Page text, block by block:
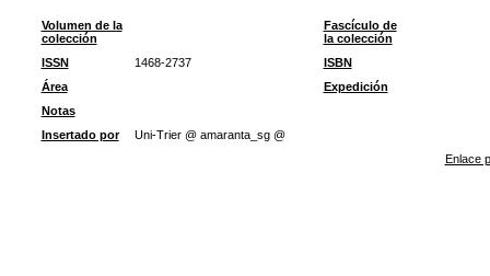
Volumen de la
colección
Fascículo de
la colección
ISSN
1468-2737
ISBN
Área
Expedición
Notas
Insertado por
Uni-Trier @ amaranta_sg @
Enlace